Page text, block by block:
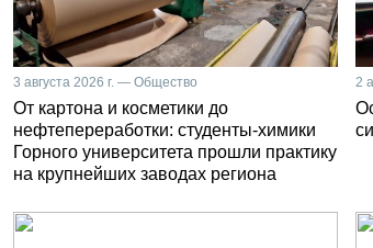
3 августа 2026 г. — Общество
От картона и косметики до
нефтепереработки: студенты-химики
Горного университета прошли практику
на крупнейших заводах региона
2